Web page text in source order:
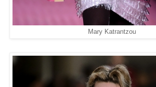
Mary Katrantzou